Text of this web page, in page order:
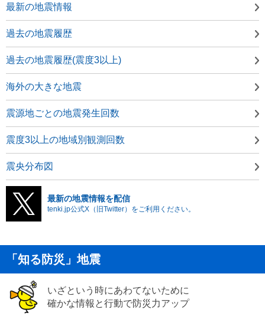
最新の地震情報
過去の地震履歴
過去の地震履歴(震度3以上)
海外の大きな地震
震源地ごとの地震発生回数
震度3以上の地域別観測回数
震央分布図
最新の地震情報を配信
tenki.jp公式X（旧Twitter）をご利用ください。
「知る防災」地震
いざという時にあわてないために
確かな情報と行動で防災力アップ